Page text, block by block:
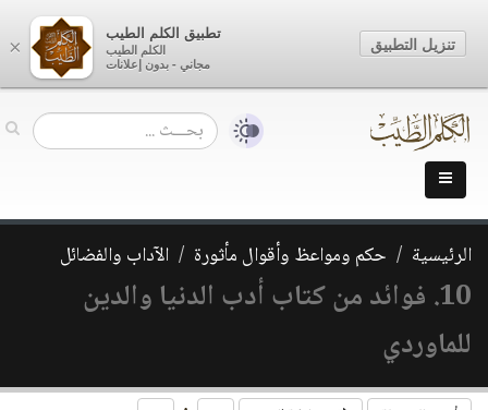
الرئيسية حكم ومواعظ وأقوال مأثورة الآداب والفضائل
10. فوائد من كتاب أدب الدنيا والدين
للماوردي
×
تطبيق الكلم الطيب
الكلم الطيب
مجاني - بدون إعلانات
تنزيل التطبيق